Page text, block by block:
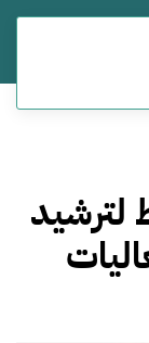
لترشيد